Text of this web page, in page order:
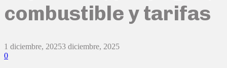
combustible y tarifas
1 diciembre, 20253 diciembre, 2025
0